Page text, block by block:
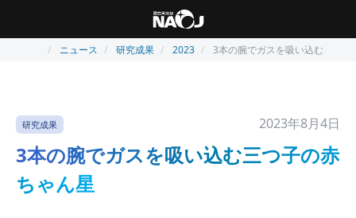
ニュース 研究成果 2023 3本の腕でガスを吸い込む三つ子
研究成果 2023年8月4日
3本の腕でガスを吸い込む三つ子の赤
ちゃん星